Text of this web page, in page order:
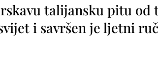
talijansku pitu od
i savršen je ljetni